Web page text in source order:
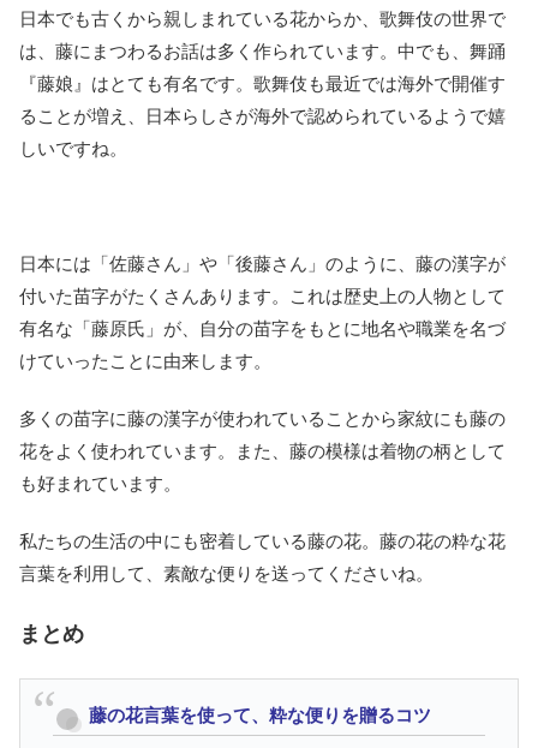
日本でも古くから親しまれている花からか、歌舞伎の世界で
は、藤にまつわるお話は多く作られています。中でも、舞踊
『藤娘』はとても有名です。歌舞伎も最近では海外で開催す
ることが増え、日本らしさが海外で認められているようで嬉
しいですね。
日本には「佐藤さん」や「後藤さん」のように、藤の漢字が
付いた苗字がたくさんあります。これは歴史上の人物として
有名な「藤原氏」が、自分の苗字をもとに地名や職業を名づ
けていったことに由来します。
多くの苗字に藤の漢字が使われていることから家紋にも藤の
花をよく使われています。また、藤の模様は着物の柄として
も好まれています。
私たちの生活の中にも密着している藤の花。藤の花の粋な花
言葉を利用して、素敵な便りを送ってくださいね。
まとめ
藤の花言葉を使って、粋な便りを贈るコツ